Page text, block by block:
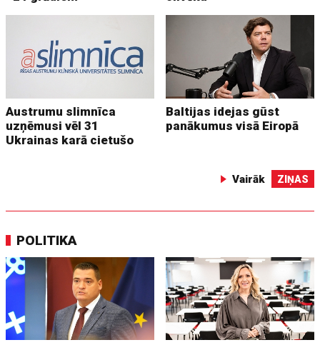
Austrumu slimnīca
uzņēmusi vēl 31
Ukrainas karā cietušo
Baltijas idejas gūst
panākumus visā Eiropā
Vairāk ZIŅAS
POLITIKA